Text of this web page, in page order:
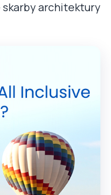
skarby architektury